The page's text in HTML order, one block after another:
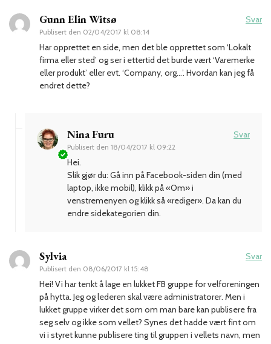
Gunn Elin Witsø
Publisert den 02/04/2017 kl 08:14
Svar
Har opprettet en side, men det ble opprettet som ‘Lokalt
firma eller sted’ og ser i ettertid det burde vært ‘Varemerke
eller produkt’ eller evt. ‘Company, org…’. Hvordan kan jeg få
endret dette?
Nina Furu
Publisert den 18/04/2017 kl 09:22
Svar
Hei.
Slik gjør du: Gå inn på Facebook-siden din (med
laptop, ikke mobil), klikk på «Om» i
venstremenyen og klikk så «rediger». Da kan du
endre sidekategorien din.
Sylvia
Publisert den 08/06/2017 kl 15:48
Svar
Hei! Vi har tenkt å lage en lukket FB gruppe for velforeningen
på hytta. Jeg og lederen skal være administratorer. Men i
lukket gruppe virker det som om man bare kan publisere fra
seg selv og ikke som vellet? Synes det hadde vært fint om
vi i styret kunne publisere ting til gruppen i vellets navn, men